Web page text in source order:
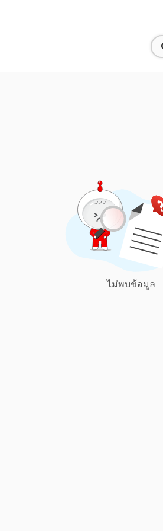
ไม่พบข้อมูล